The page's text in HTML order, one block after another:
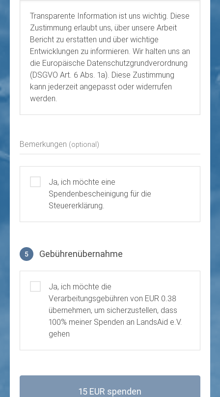
Transparente Information ist uns wichtig. Diese
Zustimmung erlaubt uns, über unsere Arbeit
Bericht zu erstatten und über wichtige
Entwicklungen zu informieren. Wir halten uns an
die Europäische Datenschutzgrundverordnung
(DSGVO Art. 6 Abs. 1a). Diese Zustimmung
kann jederzeit angepasst oder widerrufen
werden.
Bemerkungen (optional)
Ja, ich möchte eine
Spendenbescheinigung für die
Steuererklärung.
5 Gebührenübernahme
Ja, ich möchte die
Verarbeitungsgebühren von EUR 0.38
übernehmen, um sicherzustellen, dass
100% meiner Spenden an LandsAid e.V.
gehen
15 EUR spenden